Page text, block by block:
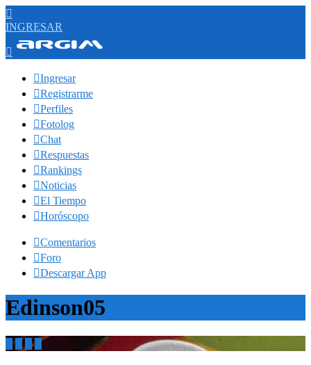

INGRESAR

Ingresar
Registrarme
Perfiles
Fotolog
Chat
Respuestas
Rankings
Noticias
El Tiempo
Horóscopo
Comentarios
Foro
Descargar App
Edinson05